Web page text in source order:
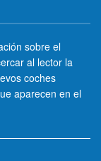
sobre el
al lector la
coches
aparecen en el